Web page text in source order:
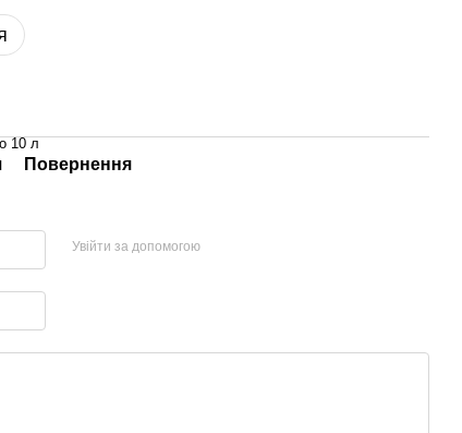
10 л
Повернення
Увійти за допомогою